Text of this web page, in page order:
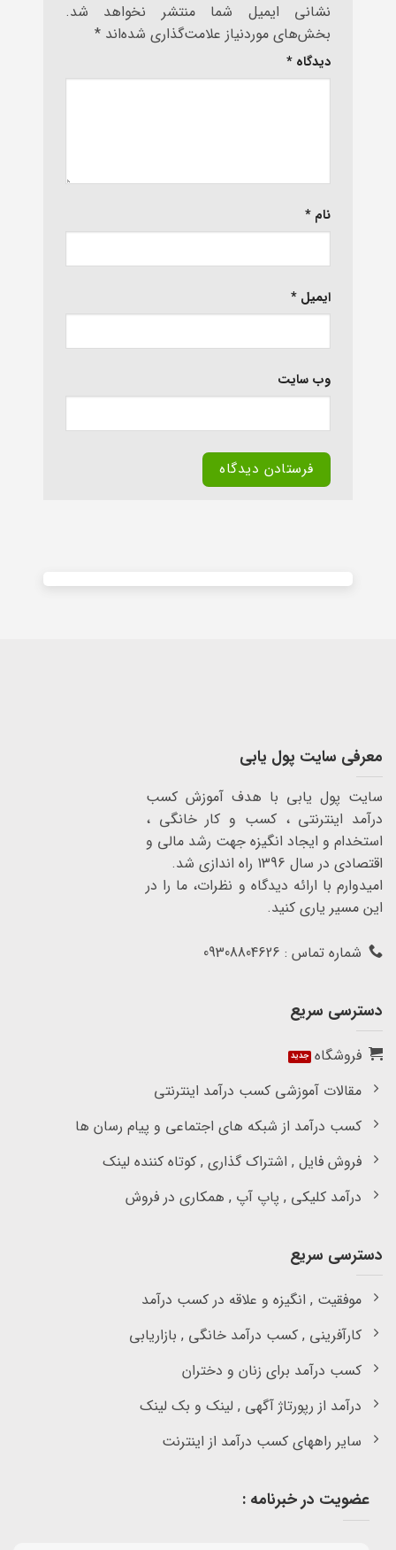
نشانی ایمیل شما منتشر نخواهد شد.
بخش‌های موردنیاز علامت‌گذاری شده‌اند *
دیدگاه *
نام *
ایمیل *
وب‌ سایت
معرفی سایت پول یابی
سایت پول یابی با هدف آموزش کسب
درآمد اینترنتی ، کسب و کار خانگی ،
استخدام و ایجاد انگیزه جهت رشد مالی و
اقتصادی در سال 1396 راه اندازی شد.
امیدوارم با ارائه دیدگاه و نظرات، ما را در
این مسیر یاری کنید.
شماره تماس : 09308804626
دسترسی سریع
فروشگاه
مقالات آموزشی کسب درآمد اینترنتی
کسب درآمد از شبکه های اجتماعی و پیام رسان ها
فروش فایل , اشتراک گذاری , کوتاه کننده لینک
درآمد کلیکی , پاپ آپ , همکاری در فروش
دسترسی سریع
موفقیت , انگیزه و علاقه در کسب درآمد
کارآفرینی , کسب درآمد خانگی , بازاریابی
کسب درآمد برای زنان و دختران
درآمد از رپورتاژ آگهی , لینک و بک لینک
سایر راههای کسب درآمد از اینترنت
عضویت در خبرنامه :